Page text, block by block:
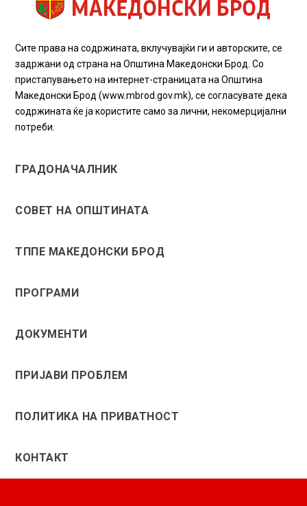
Сите права на содржината, вклучувајќи ги и авторските, се
задржани од страна на Општина Македонски Брод. Со
пристапувањето на интернет-страницата на Општина
Македонски Брод (www.mbrod.gov.mk), се согласувате дека
содржината ќе ја користите само за лични, некомерцијални
потреби.
ГРАДОНАЧАЛНИК
СОВЕТ НА ОПШТИНАТА
ТППЕ МАКЕДОНСКИ БРОД
ПРОГРАМИ
ДОКУМЕНТИ
ПРИЈАВИ ПРОБЛЕМ
ПОЛИТИКА НА ПРИВАТНОСТ
КОНТАКТ